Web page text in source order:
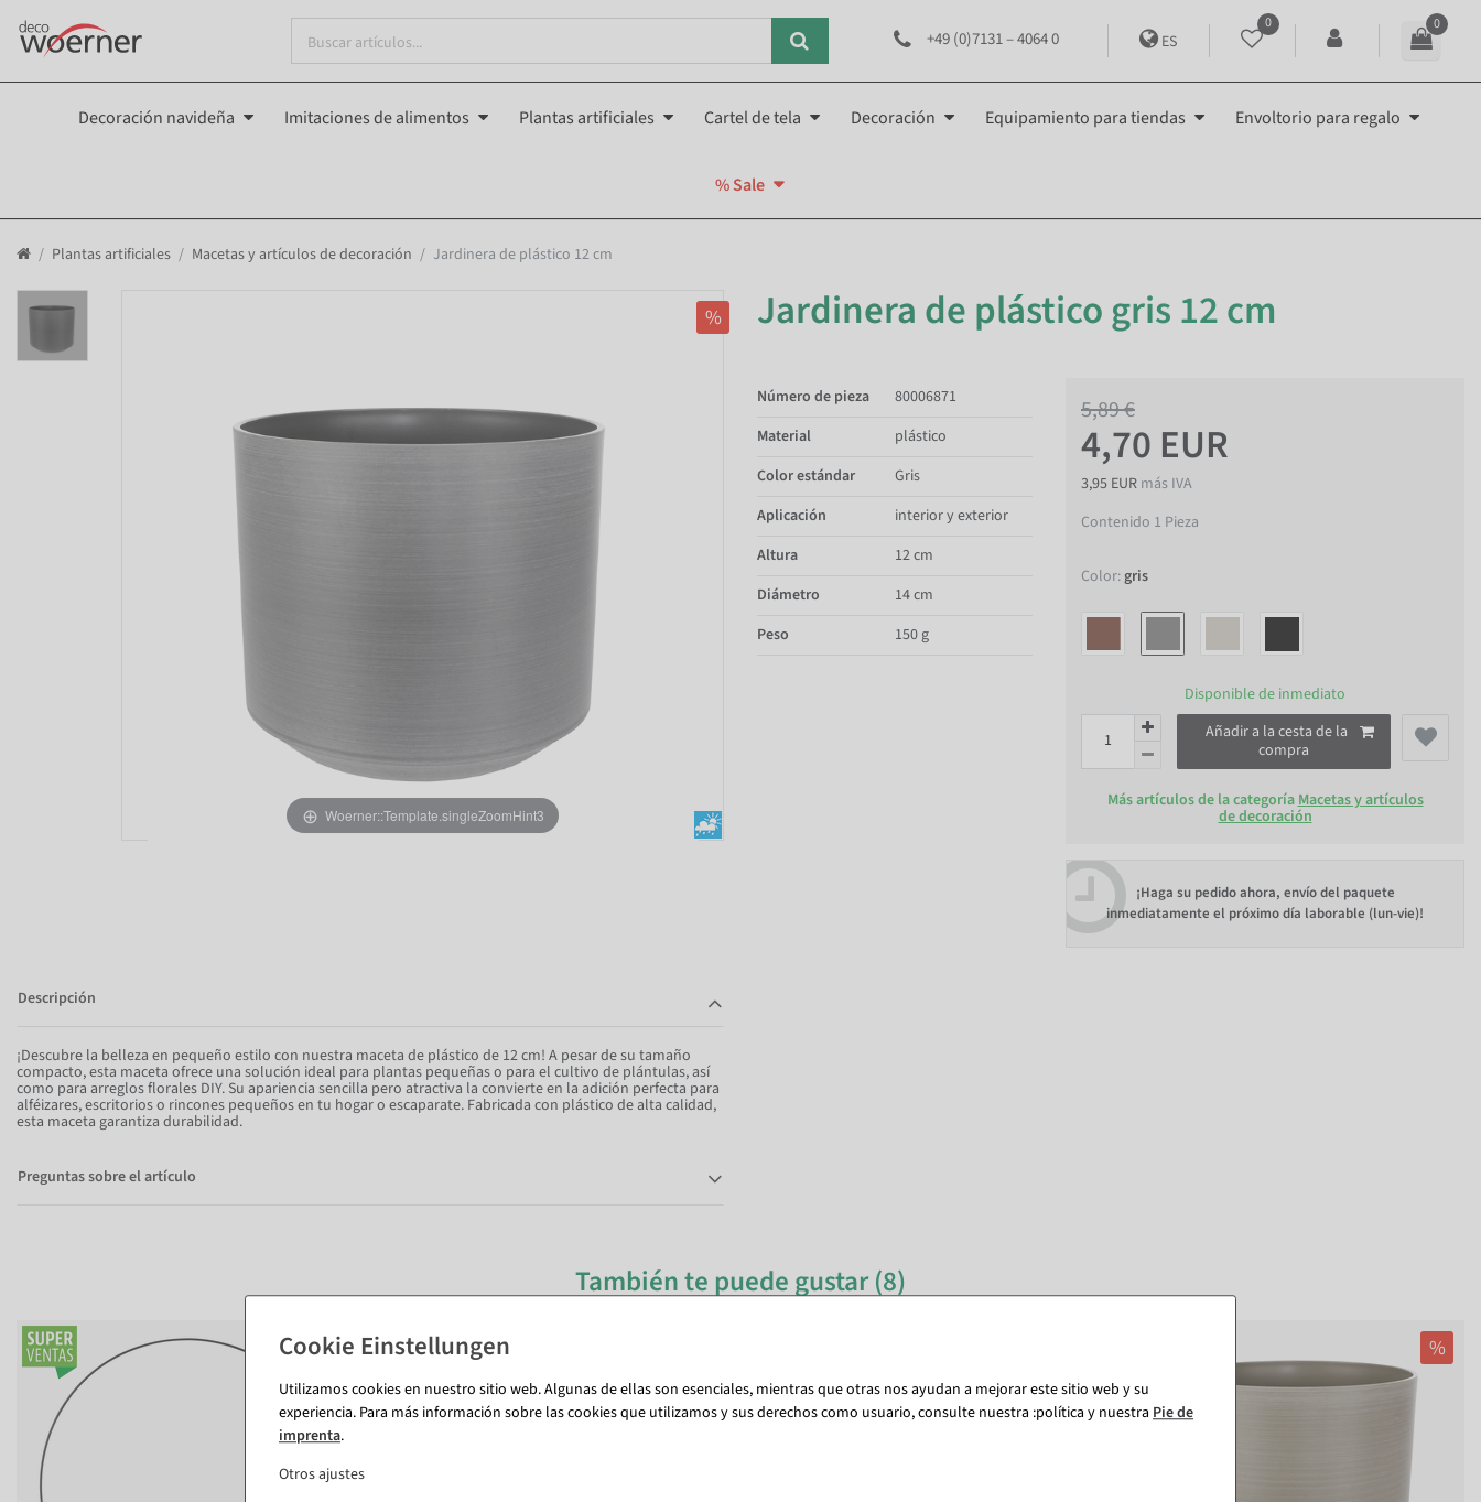
+49 (0)7131 – 4064 0 ES
0 0
Decoración navideña Imitaciones de alimentos Plantas artificiales Cartel de tela Decoración Equipamiento para tiendas Envoltorio para regalo
% Sale
Plantas artificiales Macetas y artículos de decoración Jardinera de plástico 12 cm
Woerner::Template.singleZoomHint3
% Jardinera de plástico gris 12 cm
5,89 €
4,70 EUR
3,95 EUR más IVA
Contenido 1 Pieza
Color:gris
Disponible de inmediato
Añadir a la cesta de la
compra
Más artículos de la categoría Macetas y artículos
de decoración
¡Haga su pedido ahora, envío del paquete
inmediatamente el próximo día laborable (lun-vie)!
Número de pieza
80006871
Material
plástico
Color estándar
Gris
Aplicación
interior y exterior
Altura
12 cm
Diámetro
14 cm
Peso
150 g
Descripción
¡Descubre la belleza en pequeño estilo con nuestra maceta de plástico de 12 cm! A pesar de su tamaño
compacto, esta maceta ofrece una solución ideal para plantas pequeñas o para el cultivo de plántulas, así
como para arreglos florales DIY. Su apariencia sencilla pero atractiva la convierte en la adición perfecta para
alféizares, escritorios o rincones pequeños en tu hogar o escaparate. Fabricada con plástico de alta calidad,
esta maceta garantiza durabilidad.
Preguntas sobre el artículo
También te puede gustar (8)
% %
Utilizamos cookies en nuestro sitio web. Algunas de ellas son esenciales, mientras que otras nos ayudan a mejorar este sitio web y su
experiencia. Para más información sobre las cookies que utilizamos y sus derechos como usuario, consulte nuestra :política y nuestra Pie de
imprenta.
Otros ajustes